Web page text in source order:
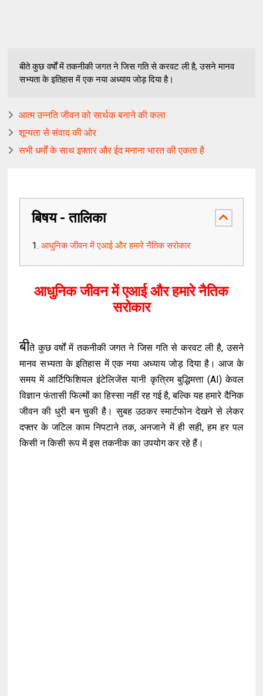
बीते कुछ वर्षों में तकनीकी जगत ने जिस गति से करवट ली है, उसने मानव
सभ्यता के इतिहास में एक नया अध्याय जोड़ दिया है।
आत्म उन्नति जीवन को सार्थक बनाने की कला
शून्यता से संवाद की ओर
सभी धर्मों के साथ इफ्तार और ईद मनाना भारत की एकता है
बिषय - तालिका
आधुनिक जीवन में एआई और हमारे नैतिक सरोकार
आधुनिक जीवन में एआई और हमारे नैतिक
सरोकार
बीते कुछ वर्षों में तकनीकी जगत ने जिस गति से करवट ली है, उसने
मानव सभ्यता के इतिहास में एक नया अध्याय जोड़ दिया है। आज के
समय में आर्टिफिशियल इंटेलिजेंस यानी कृत्रिम बुद्धिमत्ता (AI) केवल
विज्ञान फंतासी फिल्मों का हिस्सा नहीं रह गई है, बल्कि यह हमारे दैनिक
जीवन की धुरी बन चुकी है। सुबह उठकर स्मार्टफोन देखने से लेकर
दफ्तर के जटिल काम निपटाने तक, अनजाने में ही सही, हम हर पल
किसी न किसी रूप में इस तकनीक का उपयोग कर रहे हैं।